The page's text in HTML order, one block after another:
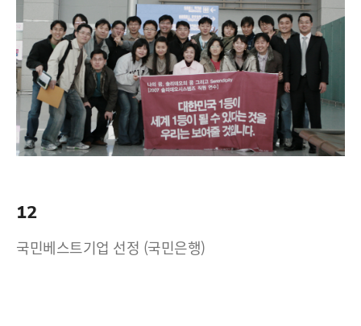
12
국민베스트기업 선정 (국민은행)